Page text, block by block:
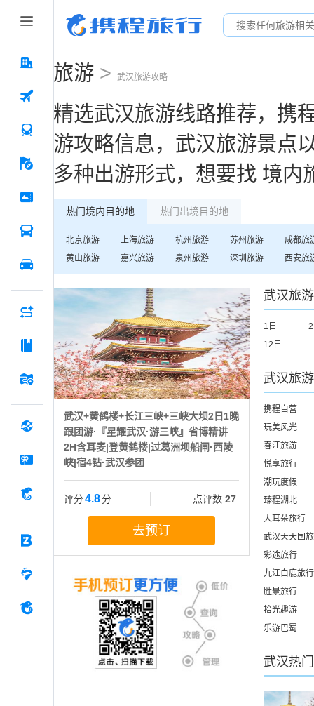
旅游 > 武汉旅游攻略
精选武汉旅游线路推荐，携
游攻略信息， 武汉旅游景点
多种出游形式，想要找 境内
热门境内目的地 热门出境目的地
北京旅游 上海旅游 杭州旅游 苏州旅游 成都旅
黄山旅游 嘉兴旅游 泉州旅游 深圳 旅游 西安旅
武汉+黄鹤楼+长江三峡+三峡大坝2日1晚
跟团游·『星耀武汉·游三峡』省博精讲
2H含耳麦|登黄鹤楼|过葛洲坝船闸·西陵
峡|宿4钻·武汉参团
评分4.8分 点评数 27
去预订
武汉旅
1日
12日
武汉旅
携程自营
玩美风光
春江旅游
悦享旅行
潮玩度假
臻程湖北
大耳朵旅行
武汉天天国旅
彩途旅行
九江白鹿旅
胜景旅行
拾光趣游
乐游巴蜀
武汉热